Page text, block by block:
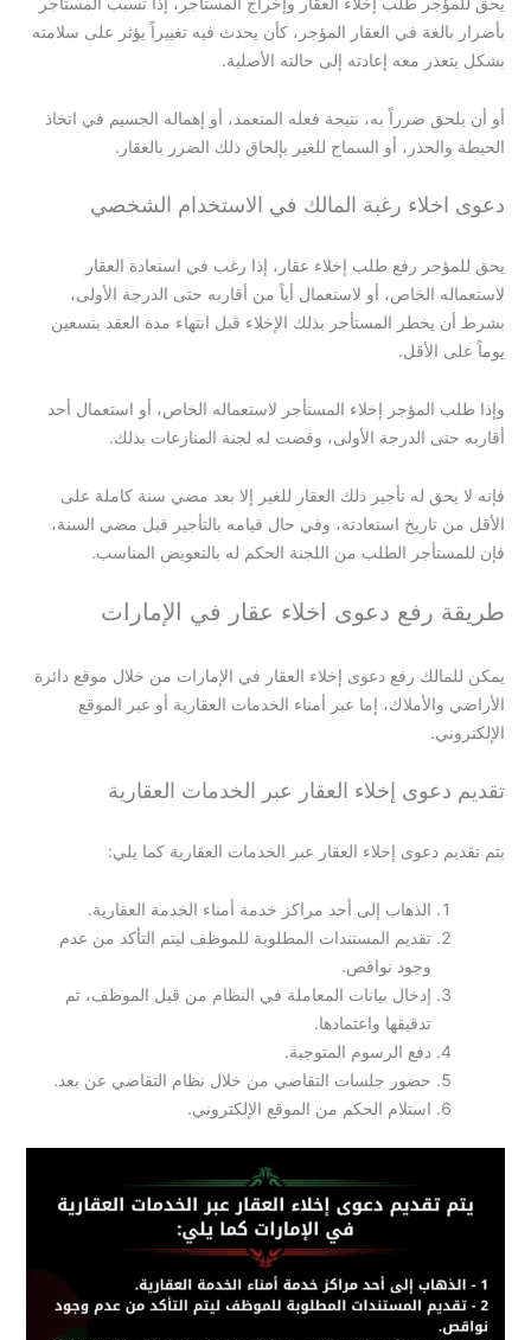
بأضرار بالغة في العقار المؤجر، كأن يحدث فيه تغييراً يؤثر على سلامته
بشكل يتعذر معه إعادته إلى حالته الأصلية.
أو أن يلحق ضرراً به، نتيجة فعله المتعمد، أو إهماله الجسيم في اتخاذ
الحيطة والحذر، أو السماح للغير بإلحاق ذلك الضرر بالعقار.
دعوى اخلاء رغبة المالك في الاستخدام الشخصي
يحق للمؤجر رفع طلب إخلاء عقار، إذا رغب في استعادة العقار
لاستعماله الخاص، أو لاستعمال أياً من أقاربه حتى الدرجة الأولى،
بشرط أن يخطر المستأجر بذلك الإخلاء قبل انتهاء مدة العقد بتسعين
يوماً على الأقل.
وإذا طلب المؤجر إخلاء المستأجر لاستعماله الخاص، أو استعمال أحد
أقاربه حتى الدرجة الأولى، وقضت له لجنة المنازعات بذلك.
فإنه لا يحق له تأجير ذلك العقار للغير إلا بعد مضي سنة كاملة على
الأقل من تاريخ استعادته، وفي حال قيامه بالتأجير قبل مضي السنة،
فإن للمستأجر الطلب من اللجنة الحكم له بالتعويض المناسب.
طريقة رفع دعوى اخلاء عقار في الإمارات
يمكن للمالك رفع دعوى إخلاء العقار في الإمارات من خلال موقع دائرة
الأراضي والأملاك، إما عبر أمناء الخدمات العقارية أو عبر الموقع
الإلكتروني.
تقديم دعوى إخلاء العقار عبر الخدمات العقارية
يتم تقديم دعوى إخلاء العقار عبر الخدمات العقارية كما يلي:
الذهاب إلى أحد مراكز خدمة أمناء الخدمة العقارية.
تقديم المستندات المطلوبة للموظف ليتم التأكد من عدم
وجود نواقص.
إدخال بيانات المعاملة في النظام من قبل الموظف، ثم
تدقيقها واعتمادها.
دفع الرسوم المتوجبة.
حضور جلسات التقاضي من خلال نظام التقاضي عن بعد.
استلام الحكم من الموقع الإلكتروني.